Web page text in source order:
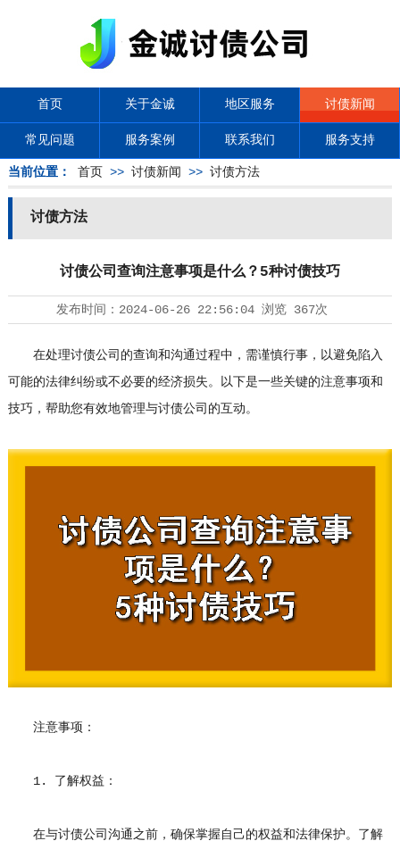
首页 关于金诚 地区服务 讨债新闻
常见问题 服务案例 联系我们 服务支持
当前位置： 首页 >> 讨债新闻 >> 讨债方法
讨债方法
讨债公司查询注意事项是什么？5种讨债技巧
发布时间： 2024-06-26 22:56:04浏览 367次
在处理讨债公司 的查询和沟通过程中，需谨慎行事，以避免陷入
可能的法律纠纷或不必要的经济损失。以下是一些关键的注意事项和
技巧，帮助您有效地管理与讨债公司的互动。
注意事项：
1. 了解权益：
在与讨债公司沟通之前，确保掌握自己的权益和法律保护。了解